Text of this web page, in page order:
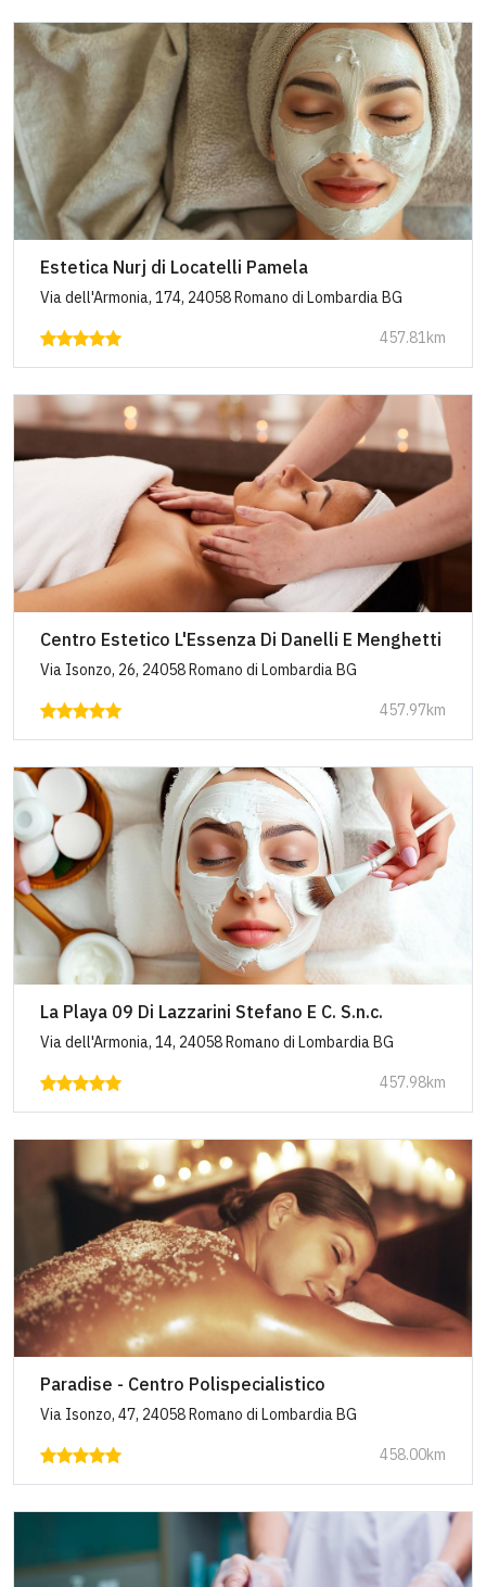
Estetica Nurj di Locatelli Pamela
Via dell'Armonia, 174, 24058 Romano di Lombardia BG
457.81km
Centro Estetico L'Essenza Di Danelli E Menghetti
Via Isonzo, 26, 24058 Romano di Lombardia BG
457.97km
La Playa 09 Di Lazzarini Stefano E C. S.n.c.
Via dell'Armonia, 14, 24058 Romano di Lombardia BG
457.98km
Paradise - Centro Polispecialistico
Via Isonzo, 47, 24058 Romano di Lombardia BG
458.00km